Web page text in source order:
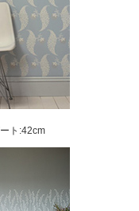
ト:42cm